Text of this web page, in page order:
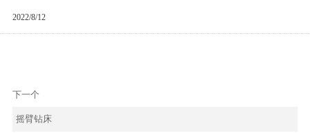
2022/8/12
下一个
摇臂钻床